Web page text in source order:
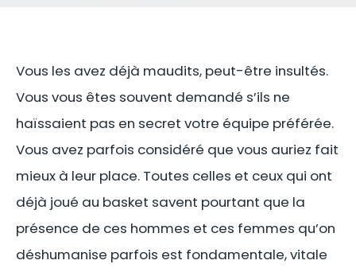
Vous les avez déjà maudits, peut-être insultés.
Vous vous êtes souvent demandé s’ils ne
haïssaient pas en secret votre équipe préférée.
Vous avez parfois considéré que vous auriez fait
mieux à leur place. Toutes celles et ceux qui ont
déjà joué au basket savent pourtant que la
présence de ces hommes et ces femmes qu’on
déshumanise parfois est fondamentale, vitale